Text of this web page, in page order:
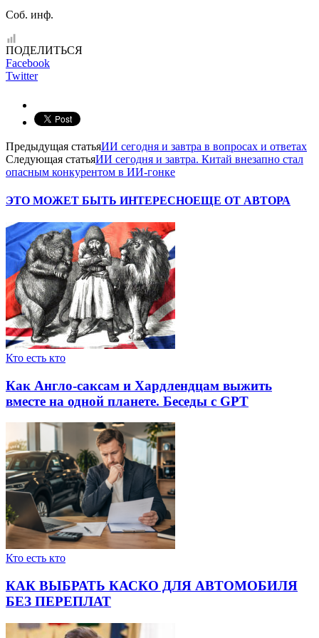
Соб. инф.
ПОДЕЛИТЬСЯ
Facebook
Twitter
Предыдущая статьяИИ сегодня и завтра в вопросах и ответах
Следующая статьяИИ сегодня и завтра. Китай внезапно стал
опасным конкурентом в ИИ-гонке
ЭТО МОЖЕТ БЫТЬ ИНТЕРЕСНОЕЩЕ ОТ АВТОРА
Кто есть кто
Как Англо-саксам и Хардлендцам выжить
вместе на одной планете. Беседы с GPT
Кто есть кто
КАК ВЫБРАТЬ КАСКО ДЛЯ АВТОМОБИЛЯ
БЕЗ ПЕРЕПЛАТ